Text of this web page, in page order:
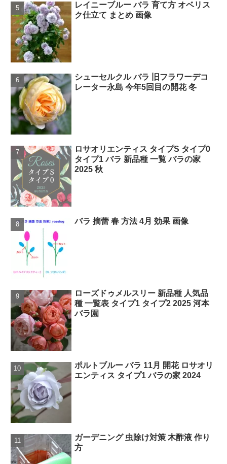
レイニーブルー バラ 育て方 オベリス
ク仕立て まとめ 画像
シューセルクル バラ 旧フラワーデコ
レーター永島 今年5回目の開花 冬
ロサオリエンティス タイプS タイプ0
タイプ1 バラ 新品種 一覧 バラの家
2025 秋
バラ 摘蕾 春 方法 4月 効果 画像
ローズドゥメルスリー 新品種 人気品
種 一覧表 タイプ1 タイプ2 2025 河本
バラ園
ポルトブルー バラ 11月 開花 ロサオリ
エンティス タイプ1 バラの家 2024
ガーデニング 虫除け対策 木酢液 作り
方